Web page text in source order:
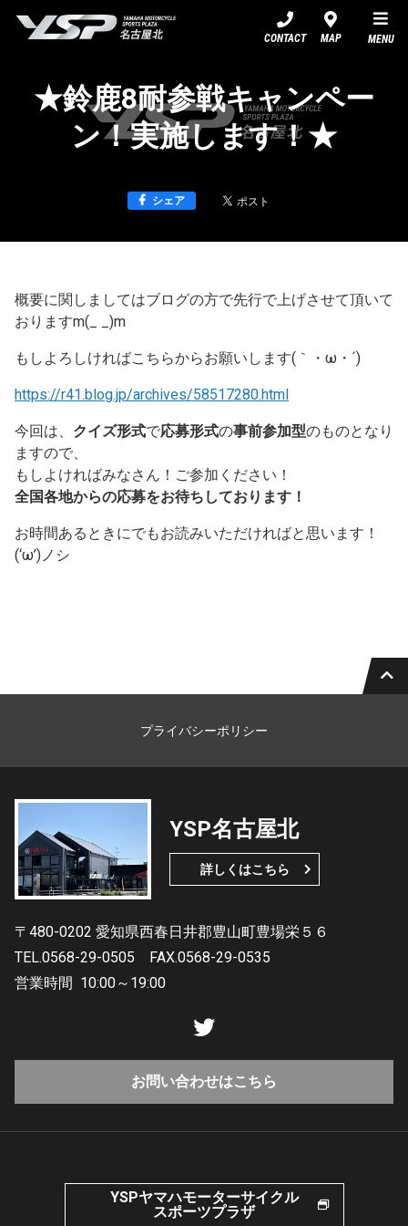
CONTACT MAP MENU
★鈴鹿8耐参戦キャンペー
ン！実施します！★
シェア
概要に関しましてはブログの方で先行で上げさせて頂いて
おりますm(_ _)m
もしよろしければこちらからお願いします(｀・ω・´)ゞ
https://r41.blog.jp/archives/58517280.html
今回は、 クイズ形式で応募形式の事前参加型のものとなり
ますので、
もしよければみなさん！ご参加ください！
全国各地からの応募をお待ちしております！
お時間あるときにでもお読みいただければと思います！
(‘ω’)ノシ
プライバシーポリシー
YSP名古屋北
詳しくはこちら
〒480-0202 愛知県西春日井郡豊山町豊場栄５６
TEL.0568-29-0505
FAX.0568-29-0535
営業時間 10:00～19:00
お問い合わせはこちら
YSPヤマハモーターサイクル
スポーツプラザ